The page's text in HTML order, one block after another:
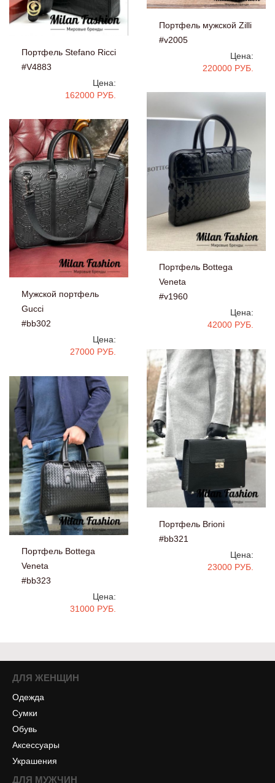
Портфель Stefano Ricci
#V4883
Цена:
162000 РУБ.
Портфель мужской Zilli
#v2005
Цена:
220000 РУБ.
Портфель Bottega
Veneta
#v1960
Цена:
42000 РУБ.
Мужской портфель
Gucci
#bb302
Цена:
27000 РУБ.
Портфель Brioni
#bb321
Цена:
23000 РУБ.
Портфель Bottega
Veneta
#bb323
Цена:
31000 РУБ.
ДЛЯ ЖЕНЩИН
Одежда
Сумки
Обувь
Аксессуары
Украшения
ДЛЯ МУЖЧИН